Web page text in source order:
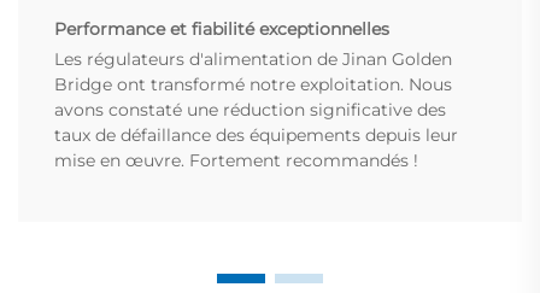
Performance et fiabilité exceptionnelles
Les régulateurs d'alimentation de Jinan Golden
Bridge ont transformé notre exploitation. Nous
avons constaté une réduction significative des
taux de défaillance des équipements depuis leur
mise en œuvre. Fortement recommandés !